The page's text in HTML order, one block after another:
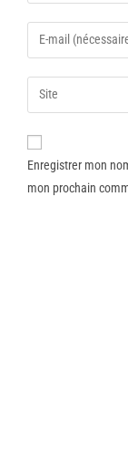
Enregistrer mon
mon prochain